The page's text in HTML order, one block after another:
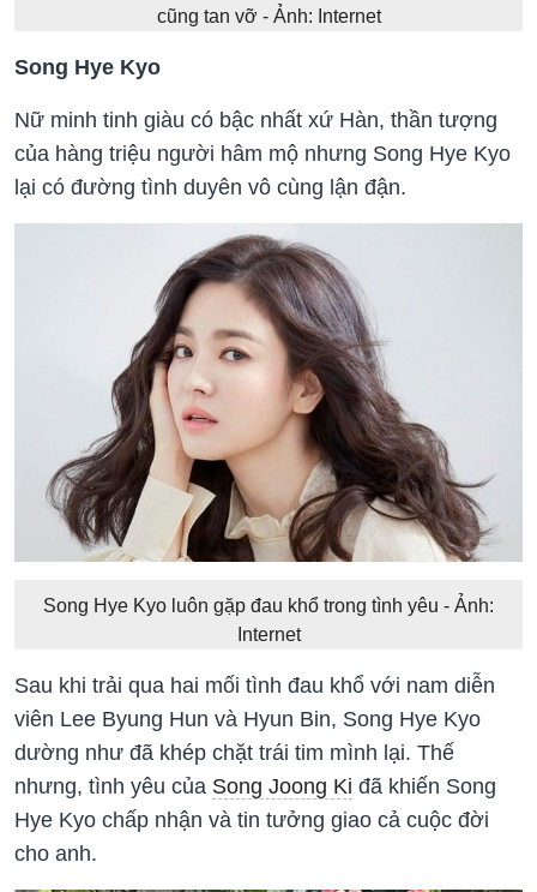
cũng tan vỡ - Ảnh: Internet
Song Hye Kyo
Nữ minh tinh giàu có bậc nhất xứ Hàn, thần tượng
của hàng triệu người hâm mộ nhưng Song Hye Kyo
lại có đường tình duyên vô cùng lận đận.
Song Hye Kyo luôn gặp đau khổ trong tình yêu - Ảnh:
Internet
Sau khi trải qua hai mối tình đau khổ với nam diễn
viên Lee Byung Hun và Hyun Bin, Song Hye Kyo
dường như đã khép chặt trái tim mình lại. Thế
nhưng, tình yêu của Song Joong Ki đã khiến Song
Hye Kyo chấp nhận và tin tưởng giao cả cuộc đời
cho anh.